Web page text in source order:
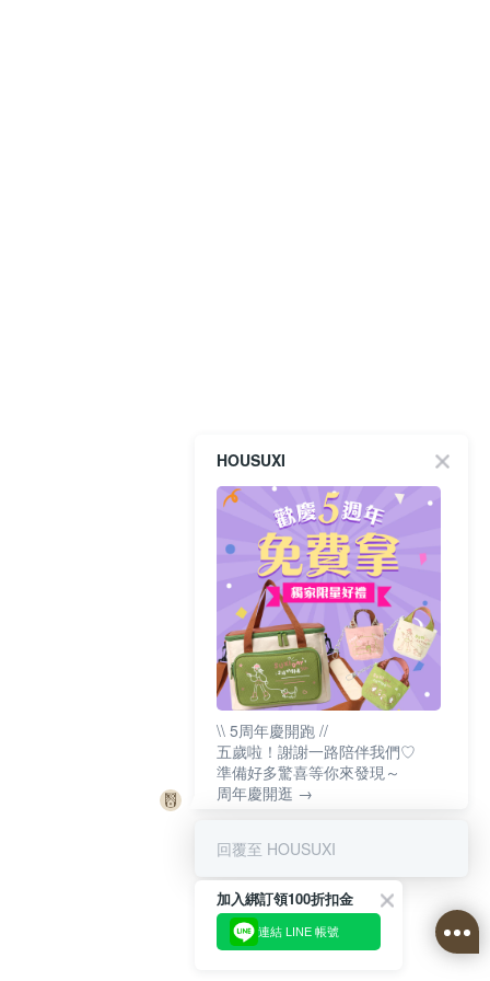
HOUSUXI
\\ 5周年慶開跑 //
五歲啦！謝謝一路陪伴我們♡
準備好多驚喜等你來發現～
周年慶開逛 →
回覆至 HOUSUXI
加入綁訂領100折扣金
連結 LINE 帳號